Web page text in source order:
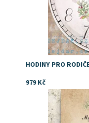
HODINY PRO
979 Kč
Dostupnost: